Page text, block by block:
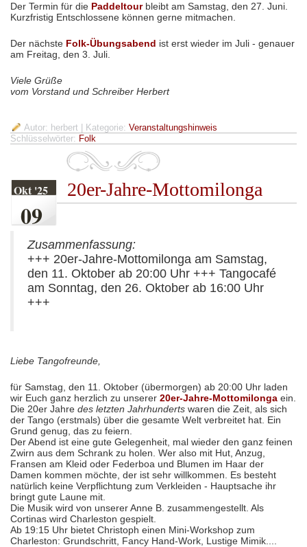
Der Termin für die Paddeltourbleibt am Samstag, den 27. Juni.
Kurzfristig Entschlossene können gerne mitmachen.
Der nächste Folk-Übungsabend ist erst wieder im Juli - genauer
am Freitag, den 3. Juli.
Viele Grüße
vom Vorstand und Schreiber Herbert
Autor: herbert | Kategorie: Veranstaltungshinweis
Schlüsselwörter: Folk
Okt '25
09
20er-Jahre-Mottomilonga
Zusammenfassung:
+++ 20er-Jahre-Mottomilonga am Samstag,
den 11. Oktober ab 20:00 Uhr +++ Tangocafé
am Sonntag, den 26. Oktober ab 16:00 Uhr
+++
Liebe Tangofreunde,
für Samstag, den 11. Oktober (übermorgen) ab 20:00 Uhr laden
wir Euch ganz herzlich zu unserer 20er-Jahre-Mottomilonga ein.
Die 20er Jahre des letzten Jahrhunderts waren die Zeit, als sich
der Tango (erstmals) über die gesamte Welt verbreitet hat. Ein
Grund genug, das zu feiern.
Der Abend ist eine gute Gelegenheit, mal wieder den ganz feinen
Zwirn aus dem Schrank zu holen. Wer also mit Hut, Anzug,
Fransen am Kleid oder Federboa und Blumen im Haar der
Damen kommen möchte, der ist sehr willkommen. Es besteht
natürlich keine Verpflichtung zum Verkleiden - Hauptsache ihr
bringt gute Laune mit.
Die Musik wird von unserer Anne B. zusammengestellt. Als
Cortinas wird Charleston gespielt.
Ab 19:15 Uhr bietet Christoph einen Mini-Workshop zum
Charleston: Grundschritt, Fancy Hand-Work, Lustige Mimik....